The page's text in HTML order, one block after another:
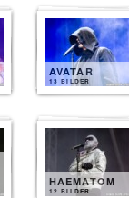
AVATAR
13 BILDER
HAEMATOM
12 BILDER